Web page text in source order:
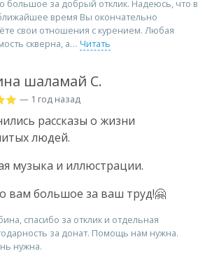
большое за добрый отклик. Надеюсь, что в
время Вы окончательно
свои отношения с курением. Любая
скверна, а
Читать
шаламай С.
— 1 год назад
рассказы о жизни
людей.
музыка и иллюстрации.
вам большое за ваш труд!🤗
спасибо за отклик и отдельная
за донат. Помощь нам нужна.
нужна.